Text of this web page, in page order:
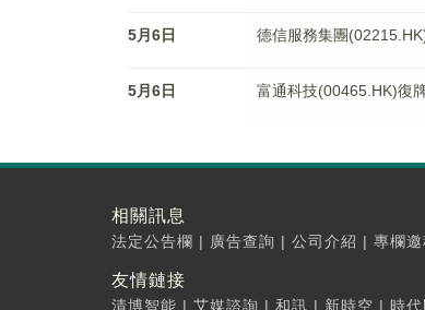
5月6日 德信服務集團
5月6日 富通科技(00465.HK)復
相關訊息
法定公告欄 | 廣告查詢 | 公司介紹 | 專欄邀
友情鏈接
清博智能 | 艾媒諮詢 | 和訊 | 新時空 | 時